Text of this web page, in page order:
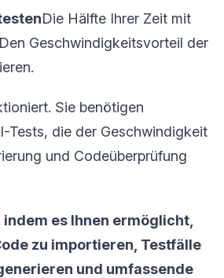
Die Hälfte Ihrer Zeit mit
Geschwindigkeitsvorteil der
Sie benötigen
Tests, die der Geschwindigkeit
und Codeüberprüfung
es Ihnen ermöglicht,
zu importieren, Testfälle
und umfassende